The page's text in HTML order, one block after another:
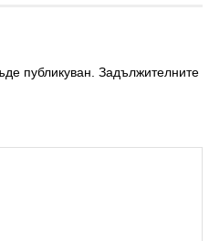
публикуван. Задължителните